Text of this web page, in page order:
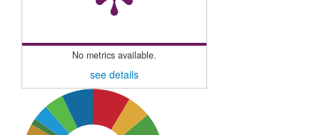
No metrics available.
see details